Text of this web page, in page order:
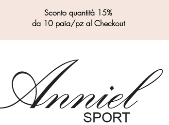
Sconto quantità 15%
da 10 paia/pz al Checkout